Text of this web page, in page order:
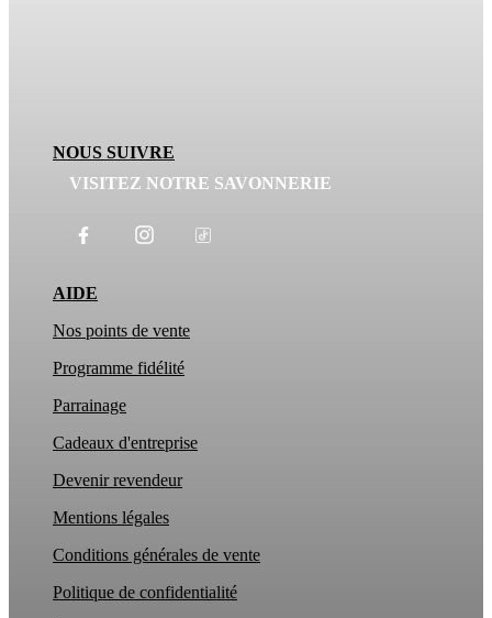
AIDE
Nos points de vente
Programme fidélité
Parrainage
Cadeaux d'entreprise
Devenir revendeur
Mentions légales
Conditions générales de vente
Politique de confidentialité
NOUS SUIVRE
VISITEZ NOTRE SAVONNERIE